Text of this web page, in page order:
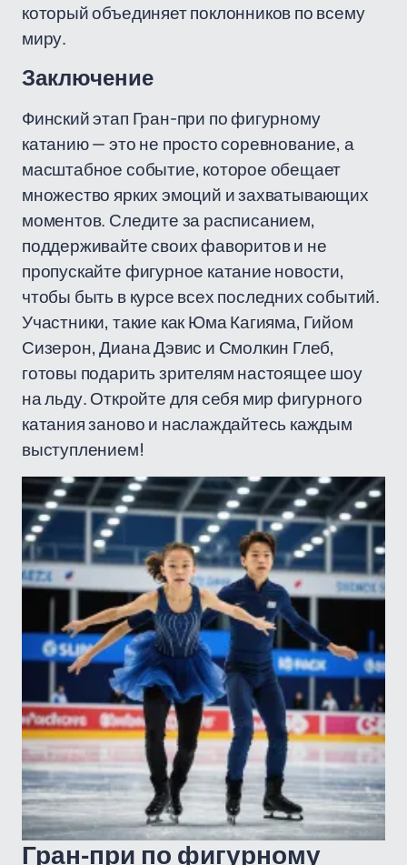
который объединяет поклонников по всему
миру.
Заключение
Финский этап Гран-при по фигурному
катанию — это не просто соревнование, а
масштабное событие, которое обещает
множество ярких эмоций и захватывающих
моментов. Следите за расписанием,
поддерживайте своих фаворитов и не
пропускайте фигурное катание новости,
чтобы быть в курсе всех последних событий.
Участники, такие как Юма Кагияма, Гийом
Сизерон, Диана Дэвис и Смолкин Глеб,
готовы подарить зрителям настоящее шоу
на льду. Откройте для себя мир фигурного
катания заново и наслаждайтесь каждым
выступлением!
Гран-при по фигурному